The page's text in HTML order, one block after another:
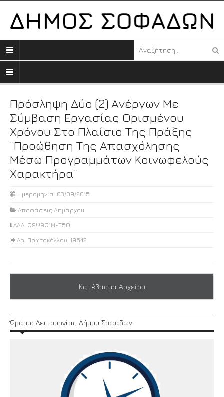
Πρόσληψη Δύο (2) Ανέργων Με
Σύμβαση Εργασίας Ορισμένου
Χρόνου Στο Πλαίσιο Της Πράξης
¨Προώθηση Της Απασχόλησης
Μέσω Προγραμμάτων Κοινωφελούς
Χαρακτήρα¨
Ημερομηνία: 03/09/2015
Αποφάσεις Δημάρχου
ΑΔΑ: Ω9Ψ9Ω1Μ-Ξ5Θ
Αρ. Πρωτοκόλλου: 19542
Κατέβασμα Αρχείου
Ώράριο Λειτουργίας Δήμου Σοφάδων